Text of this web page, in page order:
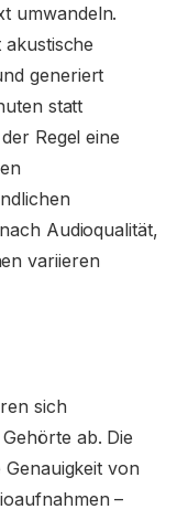
umwandeln.
generiert
statt
Regel eine
Audioqualität,
variieren
sich
ab. Die
von
–